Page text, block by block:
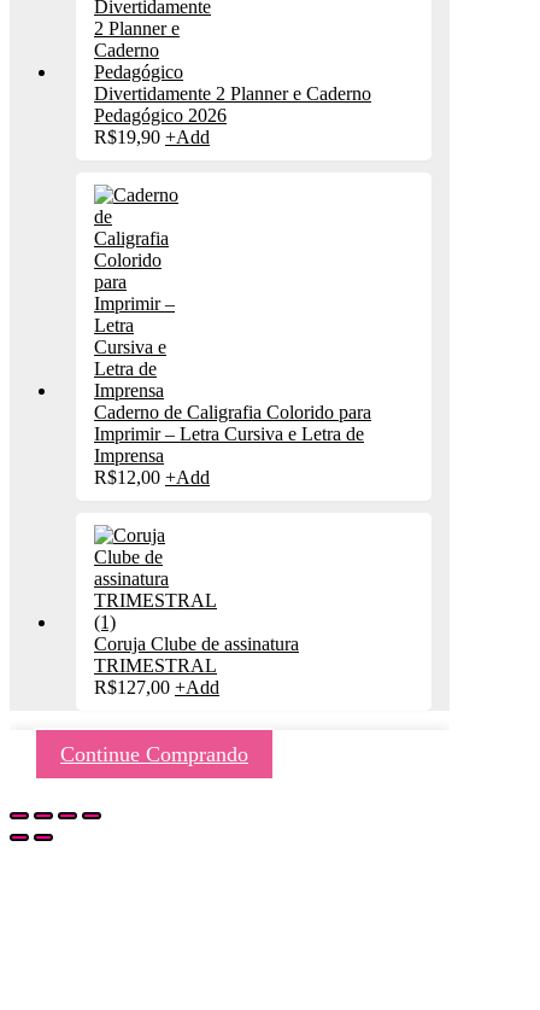
Divertidamente 2 Planner e Caderno
Pedagógico 2026
R$19,90 +Add
Caderno de Caligrafia Colorido para
Imprimir – Letra Cursiva e Letra de
Imprensa
R$12,00 +Add
Coruja Clube de assinatura
TRIMESTRAL
R$127,00 +Add
Continue Comprando